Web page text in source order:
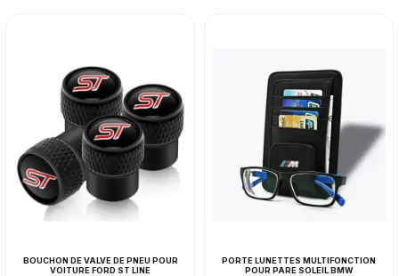
BOUCHON DE VALVE DE PNEU POUR
VOITURE FORD ST LINE
PORTE LUNETTES MULTIFONCTION
POUR PARE SOLEIL BMW